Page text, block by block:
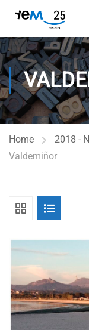
Home 2018 -
Valdemiñor